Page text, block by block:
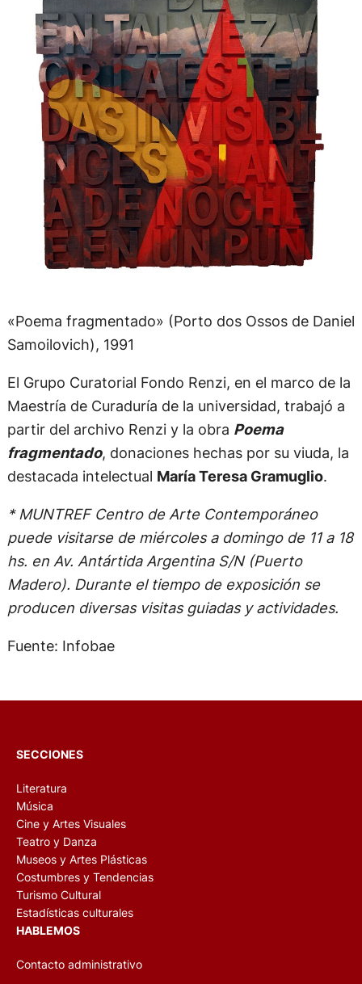
«Poema fragmentado» (Porto dos Ossos de Daniel
Samoilovich), 1991
El Grupo Curatorial Fondo Renzi, en el marco de la
Maestría de Curaduría de la universidad, trabajó a
partir del archivo Renzi y la obra Poema
fragmentado, donaciones hechas por su viuda, la
destacada intelectual María Teresa Gramuglio.
* MUNTREF Centro de Arte Contemporáneo
puede visitarse de miércoles a domingo de 11 a 18
hs. en Av. Antártida Argentina S/N (Puerto
Madero). Durante el tiempo de exposición se
producen diversas visitas guiadas y actividades.
Fuente: Infobae
SECCIONES
Literatura
Música
Cine y Artes Visuales
Teatro y Danza
Museos y Artes Plásticas
Costumbres y Tendencias
Turismo Cultural
Estadísticas culturales
HABLEMOS
Contacto administrativo